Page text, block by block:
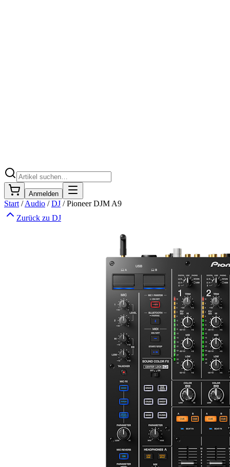
Anmelden
Start /Audio /DJ /Pioneer DJM A9
Zurück zu DJ